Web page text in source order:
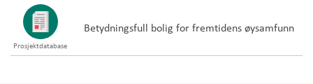
Prosjektdatabase
Betydningsfull bolig for fremtidens øysamfunn